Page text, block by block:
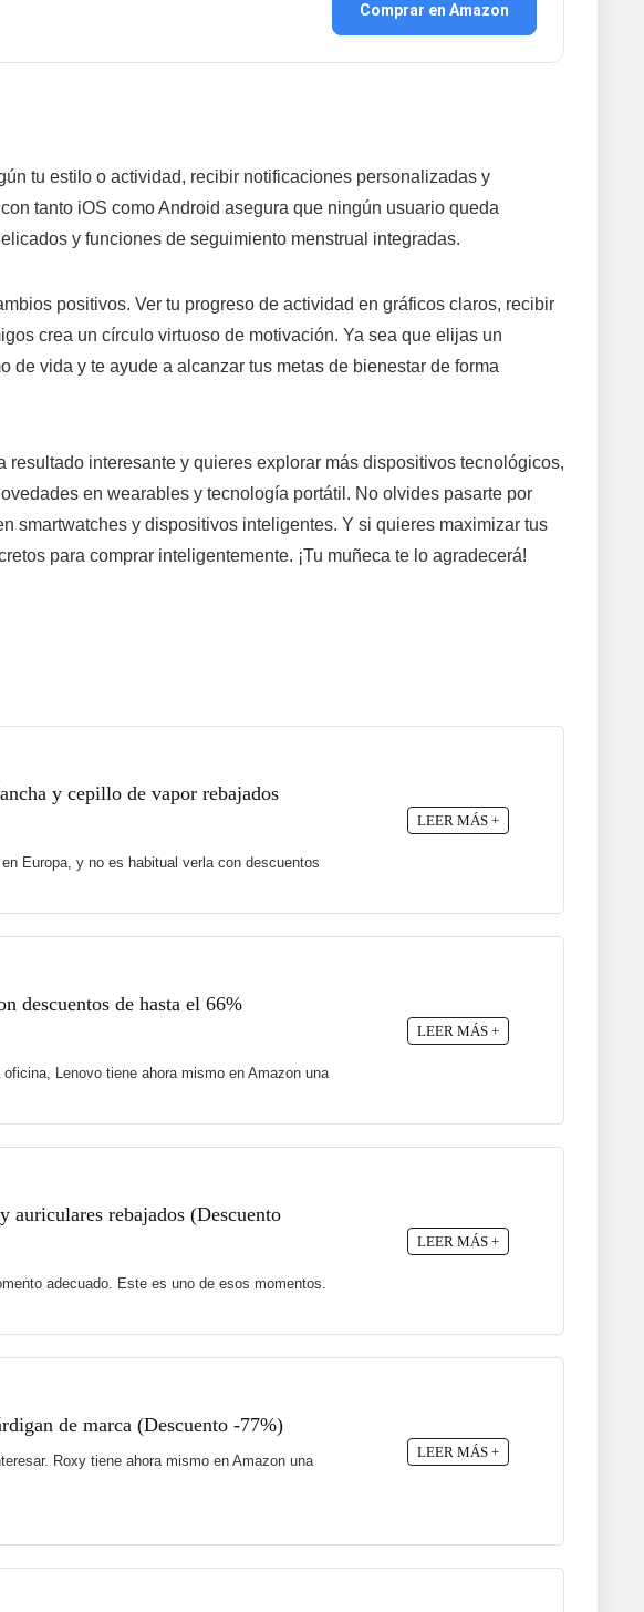
Comprar en Amazon
tu estilo o actividad, recibir notificaciones personalizadas y
tanto iOS como Android asegura que ningún usuario queda
y funciones de seguimiento menstrual integradas.
positivos. Ver tu progreso de actividad en gráficos claros, recibir
crea un círculo virtuoso de motivación. Ya sea que elijas un
vida y te ayude a alcanzar tus metas de bienestar de forma
interesante y quieres explorar más dispositivos tecnológicos,
en wearables y tecnología portátil. No olvides pasarte por
smartwatches y dispositivos inteligentes. Y si quieres maximizar tus
para comprar inteligentemente. ¡Tu muñeca te lo agradecerá!
y cepillo de vapor rebajados
Europa, y no es habitual verla con descuentos
LEER MÁS +
descuentos de hasta el 66%
Lenovo tiene ahora mismo en Amazon una
LEER MÁS +
auriculares rebajados (Descuento
adecuado. Este es uno de esos momentos.
LEER MÁS +
de marca (Descuento -77%)
Roxy tiene ahora mismo en Amazon una
LEER MÁS +